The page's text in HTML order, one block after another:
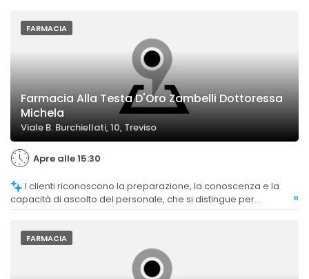
FARMACIA
Farmacia Alla Testa D'Oro Zambelli Dottoressa
Michela
Viale B. Burchiellati, 10, Treviso
Apre alle 15:30
capacità di ascolto del personale, che si distingue per
»
FARMACIA